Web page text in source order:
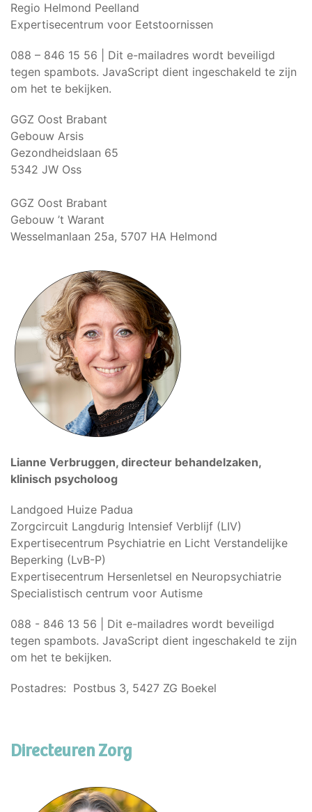
Regio Helmond Peelland
Expertisecentrum voor Eetstoornissen
088 – 846 15 56 | Dit e-mailadres wordt beveiligd
tegen spambots. JavaScript dient ingeschakeld te zijn
om het te bekijken.
GGZ Oost Brabant
Gebouw Arsis
Gezondheidslaan 65
5342 JW Oss
GGZ Oost Brabant
Gebouw ’t Warant
Wesselmanlaan 25a, 5707 HA Helmond
Lianne Verbruggen, directeur behandelzaken,
klinisch psycholoog
Landgoed Huize Padua
Zorgcircuit Langdurig Intensief Verblijf (LIV)
Expertisecentrum Psychiatrie en Licht Verstandelijke
Beperking (LvB-P)
Expertisecentrum Hersenletsel en Neuropsychiatrie
Specialistisch centrum voor Autisme
088 - 846 13 56 | Dit e-mailadres wordt beveiligd
tegen spambots. JavaScript dient ingeschakeld te zijn
om het te bekijken.
Postadres: Postbus 3, 5427 ZG Boekel
Directeuren Zorg